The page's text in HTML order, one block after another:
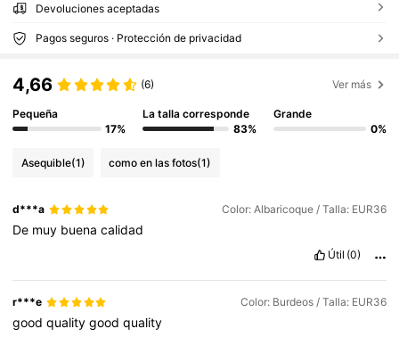
Devoluciones aceptadas
Pagos seguros · Protección de privacidad
4,66 (6) Ver más
Pequeña
17%
La talla corresponde
83%
Grande
0%
Asequible(1) como en las fotos(1)
d***a Color: Albaricoque / Talla: EUR36
De muy buenacalidad
Útil (0)
r***e Color: Burdeos / Talla: EUR36
goodqualitygoodquality